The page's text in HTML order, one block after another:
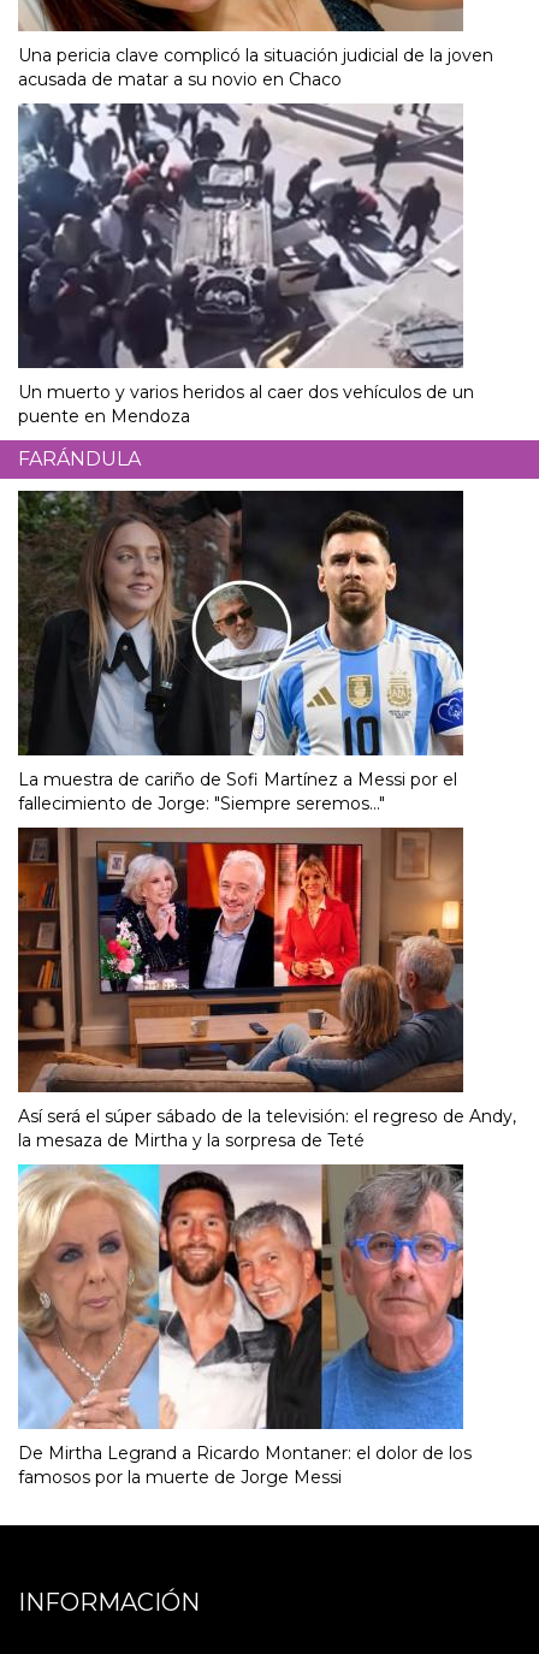
Una pericia clave complicó la situación judicial de la joven
acusada de matar a su novio en Chaco
Un muerto y varios heridos al caer dos vehículos de un
puente en Mendoza
FARÁNDULA
La muestra de cariño de Sofi Martínez a Messi por el
fallecimiento de Jorge: "Siempre seremos..."
Así será el súper sábado de la televisión: el regreso de Andy,
la mesaza de Mirtha y la sorpresa de Teté
De Mirtha Legrand a Ricardo Montaner: el dolor de los
famosos por la muerte de Jorge Messi
INFORMACIÓN